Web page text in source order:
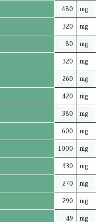
480 mg
320 mg
80 mg
320 mg
260 mg
420 mg
380 mg
600 mg
1000 mg
330 mg
270 mg
290 mg
49 mg